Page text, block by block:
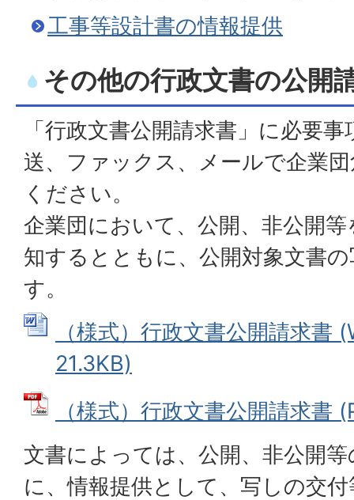
工事等設計書の情報提供
その他の行政文書の公開
「行政文書公開請求書」に必要
送、ファックス、メールで企業
ください。
企業団において、公開、非公開
知するとともに、公開対象文書
す。
（様式）行政文書公開請求書
21.3KB)
（様式）行政文書公開請求書
文書によっては、公開、非公開
に、情報提供として、写しの交